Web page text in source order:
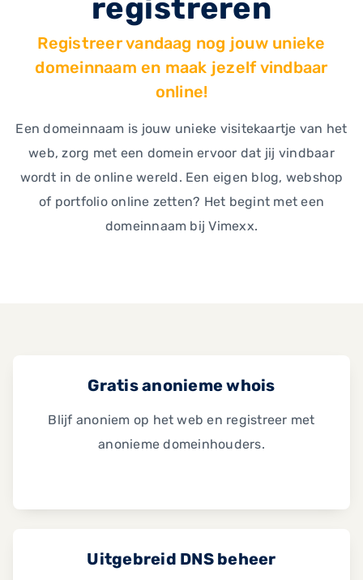
registreren
Registreer vandaag nog jouw unieke
domeinnaam en maak jezelf vindbaar
online!
Een domeinnaam is jouw unieke visitekaartje van het
web, zorg met een domein ervoor dat jij vindbaar
wordt in de online wereld. Een eigen blog, webshop
of portfolio online zetten? Het begint met een
domeinnaam bij Vimexx.
Gratis anonieme whois
Blijf anoniem op het web en registreer met
anonieme domeinhouders.
Uitgebreid DNS beheer